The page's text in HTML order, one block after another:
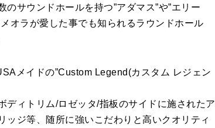
サウンドホールを持つ”アダマス”や”エリー
オラが愛した事でも知られるラウンドホール
メイドの”Custom Legend(カスタム レジェン
ディトリム/ロゼッタ/指板のサイドに施されたア
ジ等、随所に強いこだわりと高いクオリティ